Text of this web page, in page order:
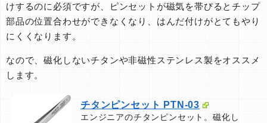
けするのに必須ですが、ピンセットが磁気を帯びるとチップ
部品の位置合わせができなくなり、はんだ付けがとてもやり
にくくなります。
なので、磁化しないチタンや非磁性ステンレス製をオススメ
します。
チタンピンセット PTN-03
エンジニアのチタンピンセット。磁化し